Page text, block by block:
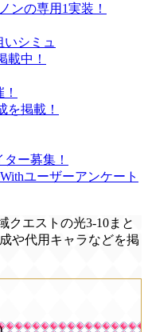
ンの専用1実装！
シミュ
載中！
を掲載！
ー募集！
ユーザーアンケート
クエストの光3-10まと
や代用キャラなどを掲